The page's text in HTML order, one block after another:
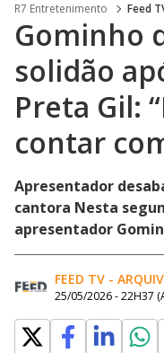
R7 Entretenimento Feed
Gominho
solidão
Preta Gil:
contar
Apresentador
cantora Nesta
apresentador
FEED TV -
25/05/2026 - 22H37